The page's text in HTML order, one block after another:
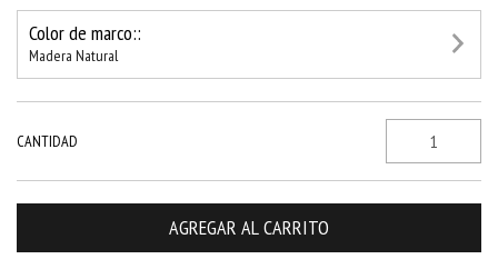
Color de marco::
Madera Natural
CANTIDAD